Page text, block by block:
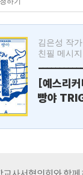
김은성 작가
친필 메시
[예스리
빵야